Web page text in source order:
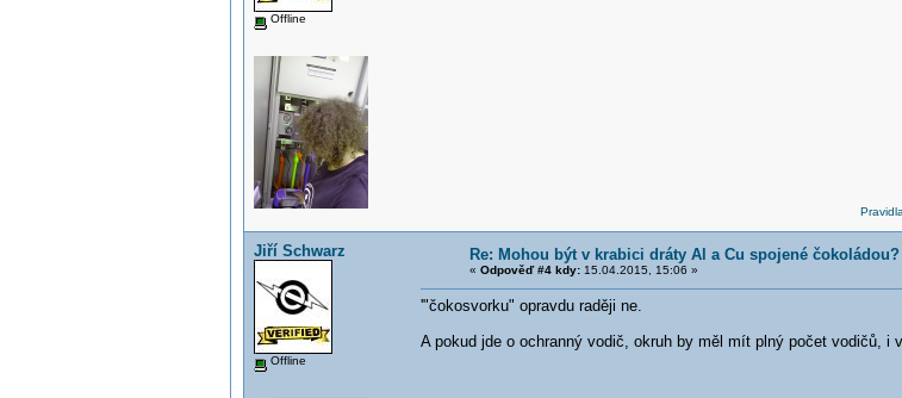
Offline
Jiří Schwarz
Offline
Re: Mohou být v krabici dráty Al a Cu spojené čokoládou?
« Odpověď #4 kdy:15.04.2015, 15:06 »
'"čokosvorku" opravdu raději ne.
A pokud jde o ochranný vodič, okruh by měl mít plný počet vodičů, i